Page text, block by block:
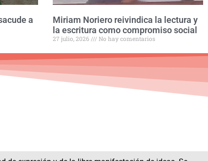
a
Miriam Noriero reivindica la lectura y
la escritura como compromiso social
27 julio, 2026 No hay comentarios